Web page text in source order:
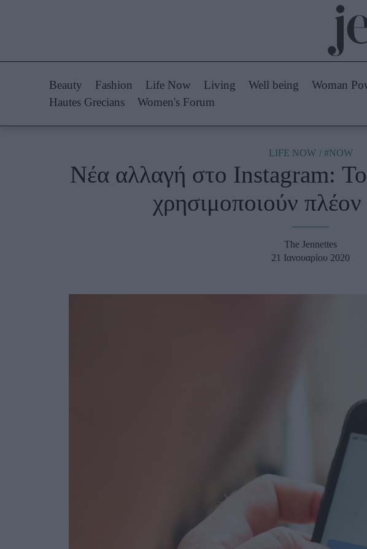
Styling Tips
Fashion News
Woman Power Πρόσωπα
Beauty Fashion Life Now Living Well being Woman
Hautes Grecians
Women's Forum
LIFE NOW #NOW
Νέα αλλαγή στο Instagram:
χρησιμοποιούν πλέον
The Jennettes
21 Ιανουαρίου 2020